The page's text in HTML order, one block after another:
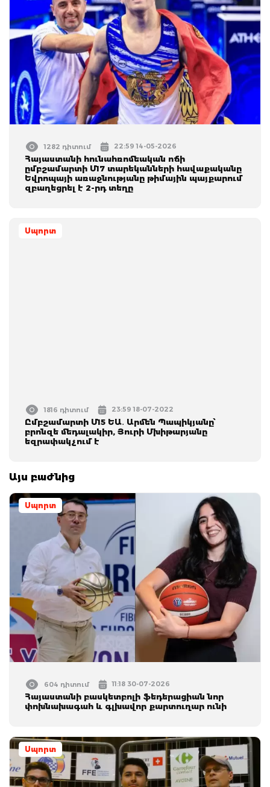
1282 դիտում 22:59 14-05-2026
Հայաստանի հունահռոմեական ոճի
ըմբշամարտի Մ17 տարեկանների հավաքականը
Եվրոպայի առաջնությանը թիմային պայքարում
զբաղեցրել է 2-րդ տեղը
Սպորտ
1816 դիտում 23:59 18-07-2022
Ըմբշամարտի Մ15 ԵԱ․ Արմեն Պապիկյանը՝
բրոնզե մեդալակիր, Յուրի Մխիթարյանը
եզրափակչում է
Այս բաժնից
Սպորտ
604 դիտում 11:18 30-07-2026
Հայաստանի բասկետբոլի ֆեդերացիան նոր
փոխնախագահ և գլխավոր քարտուղար ունի
Սպորտ